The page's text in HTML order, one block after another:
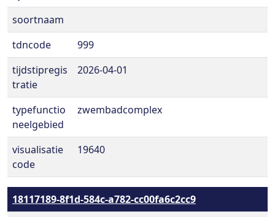
soortnaam
tdncode
999
tijdstipregis
tratie
2026-04-01
typefunctio
neelgebied
zwembadcomplex
visualisatie
code
19640
18117189-8f1d-584c-a782-cc00fa6c2cc9